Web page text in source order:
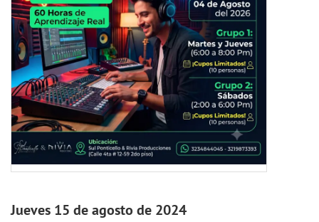
Jueves 15 de agosto de 2024